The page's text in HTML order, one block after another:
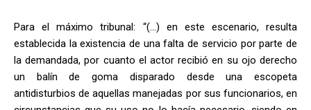
Para el máximo tribunal: “(…) en este escenario, resulta
establecida la existencia de una falta de servicio por parte de
la demandada, por cuanto el actor recibió en su ojo derecho
un balín de goma disparado desde una escopeta
antidisturbios de aquellas manejadas por sus funcionarios, en